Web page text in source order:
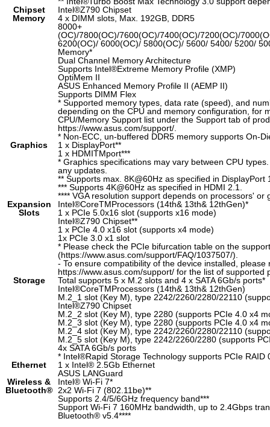
Chipset
Intel®Z790 Chipset
Memory
4 x DIMM slots, Max. 192GB, DDR5
8000+
(OC)/7800(OC)/7600(OC)/7400(OC)/7200(OC)/
6200(OC)/ 6000(OC)/ 5800(OC)/ 5600/ 5400/ 5200/
Memory*
Dual Channel Memory Architecture
Supports Intel®Extreme Memory Profile (XMP)
OptiMem II
ASUS Enhanced Memory Profile II (AEMP II)
Supports DIMM Flex
* Supported memory types, data rate (speed), and
depending on the CPU and memory configuration, for
CPU/Memory Support list under the Support tab of
https://www.asus.com/support/.
* Non-ECC, un-buffered DDR5 memory supports On-
Graphics
1 x DisplayPort**
1 x HDMITMport***
* Graphics specifications may vary between CPU
any updates.
** Supports max. 8K@60Hz as specified in DisplayPort
*** Supports 4K@60Hz as specified in HDMI 2.1.
**** VGA resolution support depends on processors' or
Expansion
Slots
Intel®CoreTMProcessors (14th& 13th& 12thGen)*
1 x PCIe 5.0x16 slot (supports x16 mode)
Intel®Z790 Chipset**
1 x PCIe 4.0 x16 slot (supports x4 mode)
1x PCIe 3.0 x1 slot
* Please check the PCIe bifurcation table on the
(https://www.asus.com/support/FAQ/1037507/).
- To ensure compatibility of the device installed, please
https://www.asus.com/support/ for the list of supported
Storage
Total supports 5 x M.2 slots and 4 x SATA 6Gb/s ports*
Intel®CoreTMProcessors (14th& 13th& 12thGen)
M.2_1 slot (Key M), type 2242/2260/2280/22110
Intel®Z790 Chipset
M.2_2 slot (Key M), type 2280 (supports PCIe 4.0 x4
M.2_3 slot (Key M), type 2280 (supports PCIe 4.0 x4
M.2_4 slot (Key M), type 2242/2260/2280/22110
M.2_5 slot (Key M), type 2242/2260/2280 (supports
4x SATA 6Gb/s ports
* Intel®Rapid Storage Technology supports PCIe RAID
Ethernet
1 x Intel® 2.5Gb Ethernet
ASUS LANGuard
Wireless &
Bluetooth®
Intel® Wi-Fi 7*
2x2 Wi-Fi 7 (802.11be)**
Supports 2.4/5/6GHz frequency band***
Support Wi-Fi 7 160MHz bandwidth, up to 2.4Gbps
Bluetooth® v5.4****